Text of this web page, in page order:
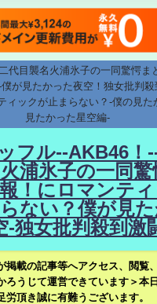
代目襲名火浦氷子の一同驚愕ま
が見たかった夜空！独女批判
ィックが止まらない？-僕の見た
見たかった星空編-
フル--AKB46！
浦氷子の一同驚
！にロマンティ
ない？僕が見
-独女批判殺到激
掲載の記事等へアクセス、閲覧
ろうじて運営できています＞本
労頂き誠に有難うございます。